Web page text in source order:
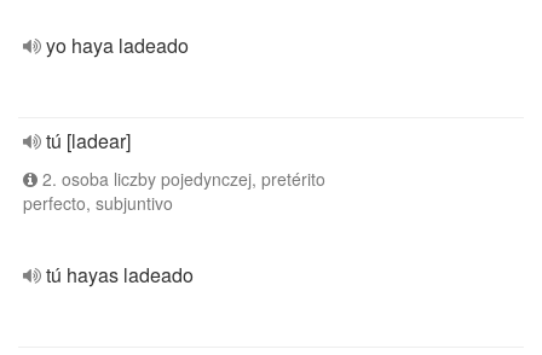
yo haya ladeado
tú [ladear]
2. osoba liczby pojedynczej, pretérito
perfecto, subjuntivo
tú hayas ladeado